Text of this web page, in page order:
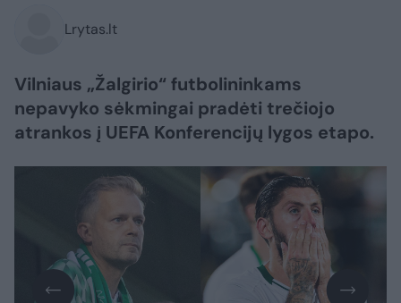
Lrytas.lt
Vilniaus „Žalgirio“ futbolininkams
nepavyko sėkmingai pradėti trečiojo
atrankos į UEFA Konferencijų lygos etapo.